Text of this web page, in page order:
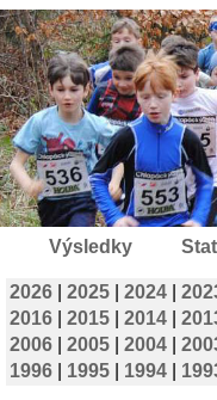
Výsledky
2026 2025 2024
2016
2015 2014
2006
2005 2004
1996
1995 1994